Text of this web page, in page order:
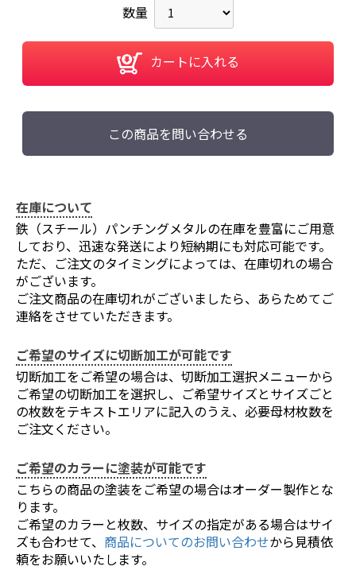
数量
カートに入れる
この商品を問い合わせる
お買い物を続ける カートへ進む
在庫について
鉄（スチール）パンチングメタルの在庫を豊富にご用意
しており、迅速な発送により短納期にも対応可能です。
ただ、ご注文のタイミングによっては、在庫切れの場合
がございます。
ご注文商品の在庫切れがございましたら、あらためてご
連絡をさせていただきます。
ご希望のサイズに切断加工が可能です
切断加工をご希望の場合は、切断加工選択メニューから
ご希望の切断加工を選択し、ご希望サイズとサイズごと
の枚数をテキストエリアに記入のうえ、必要母材枚数を
ご注文ください。
ご希望のカラーに塗装が可能です
こちらの商品の塗装をご希望の場合はオーダー製作とな
ります。
ご希望のカラーと枚数、サイズの指定がある場合はサイ
ズも合わせて、 商品についてのお問い合わせから見積依
頼をお願いいたします。